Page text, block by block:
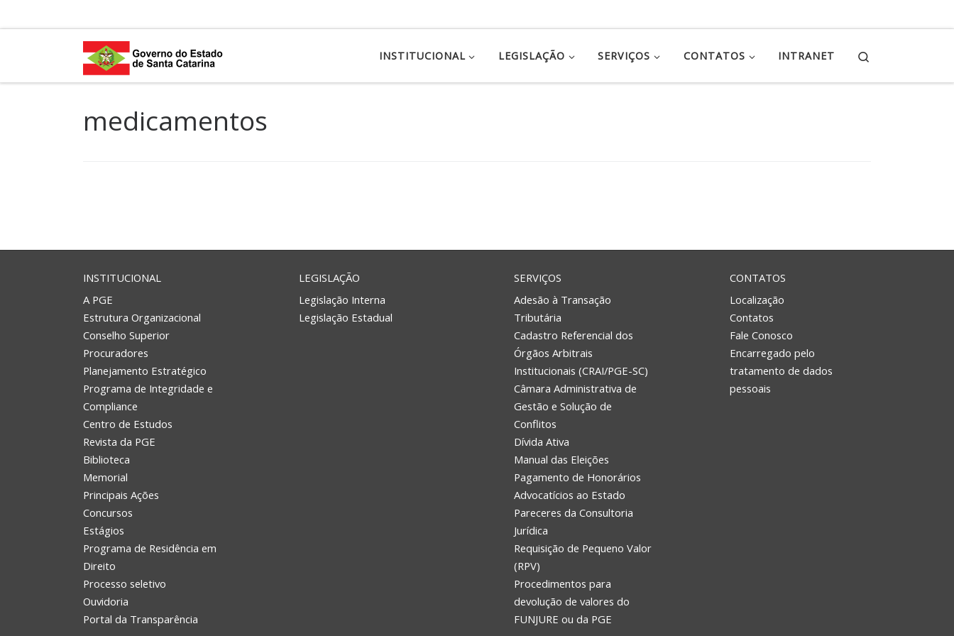
INSTITUCIONAL LEGISLAÇÃO SERVIÇOS CONTATOS INTRANET
medicamentos
INSTITUCIONAL
A PGE
Estrutura Organizacional
Conselho Superior
Procuradores
Planejamento Estratégico
Programa de Integridade e
Compliance
Centro de Estudos
Revista da PGE
Biblioteca
Memorial
Principais Ações
Concursos
Estágios
Programa de Residência em
Direito
Processo seletivo
Ouvidoria
Portal da Transparência
LEGISLAÇÃO
Legislação Interna
Legislação Estadual
SERVIÇOS
Adesão à Transação
Tributária
Cadastro Referencial dos
Órgãos Arbitrais
Institucionais (CRAI/PGE-SC)
Câmara Administrativa de
Gestão e Solução de
Conflitos
Dívida Ativa
Manual das Eleições
Pagamento de Honorários
Advocatícios ao Estado
Pareceres da Consultoria
Jurídica
Requisição de Pequeno Valor
(RPV)
Procedimentos para
devolução de valores do
FUNJURE ou da PGE
CONTATOS
Localização
Contatos
Fale Conosco
Encarregado pelo
tratamento de dados
pessoais